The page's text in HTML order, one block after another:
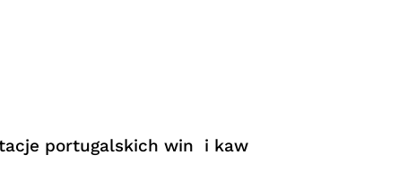
portugalskich win i kaw